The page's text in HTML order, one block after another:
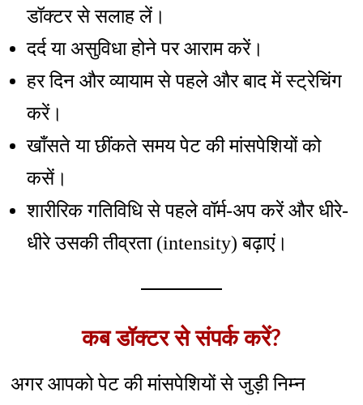
डॉक्टर से सलाह लें।
दर्द या असुविधा होने पर आराम करें।
हर दिन और व्यायाम से पहले और बाद में स्ट्रेचिंग
करें।
खाँसते या छींकते समय पेट की मांसपेशियों को
कसें।
शारीरिक गतिविधि से पहले वॉर्म-अप करें और धीरे-
धीरे उसकी तीव्रता (intensity) बढ़ाएं।
कब डॉक्टर से संपर्क करें?
अगर आपको पेट की मांसपेशियों से जुड़ी निम्न